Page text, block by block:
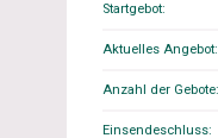
Startgebot:
Aktuelles Angebot:
Anzahl der Gebote:
Einsendeschluss: